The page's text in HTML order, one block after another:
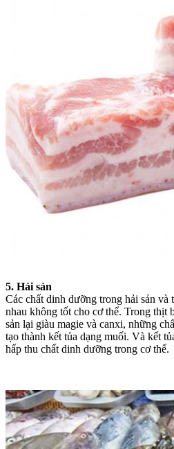
5. Hải sản
Các chất dinh dưỡng trong hải sản và
nhau không tốt cho cơ thể. Trong thịt
sản lại giàu magie và canxi, những
tạo thành kết tủa dạng muối. Và kết
hấp thu chất dinh dưỡng trong cơ thể.